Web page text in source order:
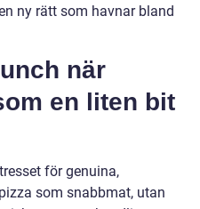
ny rätt som havnar bland
när
en liten bit
för genuina,
som snabbmat, utan